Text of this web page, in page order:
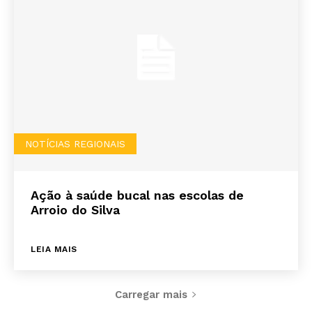
NOTÍCIAS REGIONAIS
Ação à saúde bucal nas escolas de
Arroio do Silva
LEIA MAIS
Carregar mais